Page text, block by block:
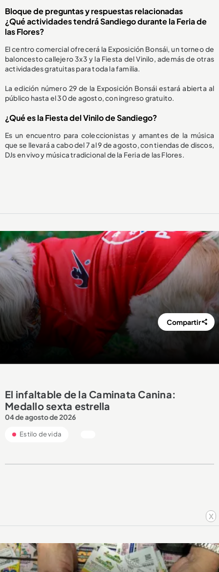
x
Bloque de preguntas y respuestas relacionadas
¿Qué actividades tendrá Sandiego durante la Feria de
las Flores?
El centro comercial ofrecerá la Exposición Bonsái, un torneo de
baloncesto callejero 3x3 y la Fiesta del Vinilo, además de otras
actividades gratuitas para toda la familia.
La edición número 29 de la Exposición Bonsái estará abierta al
público hasta el 30 de agosto, con ingreso gratuito.
¿Qué es la Fiesta del Vinilo de Sandiego?
Es un encuentro para coleccionistas y amantes de la música
que se llevará a cabo del 7 al 9 de agosto, con tiendas de discos,
DJs en vivo y música tradicional de la Feria de las Flores.
Compartir
El infaltable de la Caminata Canina:
Medallo sexta estrella
04 de agosto de 2026
Estilo de vida